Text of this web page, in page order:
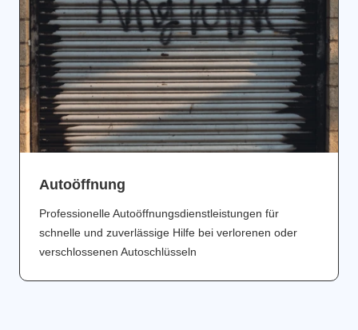
Аutoöffnung
Professionelle Autoöffnungsdienstleistungen für
schnelle und zuverlässige Hilfe bei verlorenen oder
verschlossenen Autoschlüsseln